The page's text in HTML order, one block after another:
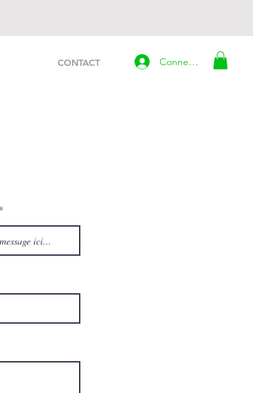
CONTACT Connexion